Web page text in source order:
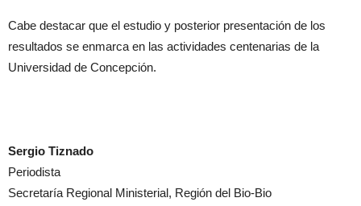
Cabe destacar que el estudio y posterior presentación de los
resultados se enmarca en las actividades centenarias de la
Universidad de Concepción.
Sergio Tiznado
Periodista
Secretaría Regional Ministerial, Región del Bio-Bio